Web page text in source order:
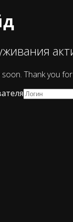
soon. Thank you